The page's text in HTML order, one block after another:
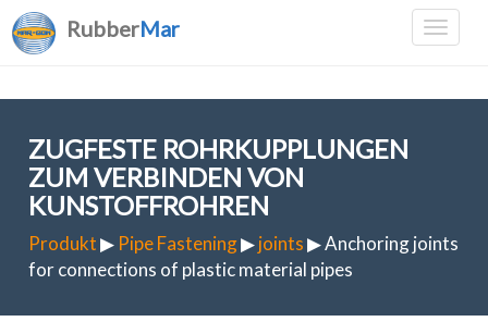
RubberMar
ZUGFESTE ROHRKUPPLUNGEN
ZUM VERBINDEN VON
KUNSTOFFROHREN
Produkt▶ Pipe Fastening▶joints▶ Anchoring joints
for connections of plastic material pipes